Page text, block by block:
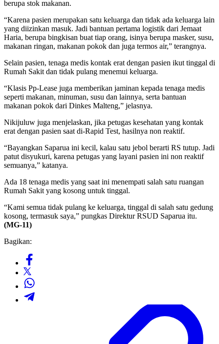
berupa stok makanan.
“Karena pasien merupakan satu keluarga dan tidak ada keluarga lain
yang diizinkan masuk. Jadi bantuan pertama logistik dari Jemaat
Haria, berupa bingkisan buat tiap orang, isinya berupa masker, susu,
makanan ringan, makanan pokok dan juga termos air,” terangnya.
Selain pasien, tenaga medis kontak erat dengan pasien ikut tinggal di
Rumah Sakit dan tidak pulang menemui keluarga.
“Klasis Pp-Lease juga memberikan jaminan kepada tenaga medis
seperti makanan, minuman, susu dan lainnya, serta bantuan
makanan pokok dari Dinkes Malteng,” jelasnya.
Nikijuluw juga menjelaskan, jika petugas kesehatan yang kontak
erat dengan pasien saat di-Rapid Test, hasilnya non reaktif.
“Bayangkan Saparua ini kecil, kalau satu jebol berarti RS tutup. Jadi
patut disyukuri, karena petugas yang layani pasien ini non reaktif
semuanya,” katanya.
Ada 18 tenaga medis yang saat ini menempati salah satu ruangan
Rumah Sakit yang kosong untuk tinggal.
“Kami semua tidak pulang ke keluarga, tinggal di salah satu gedung
kosong, termasuk saya,” pungkas Direktur RSUD Saparua itu.
(MG-11)
Bagikan: